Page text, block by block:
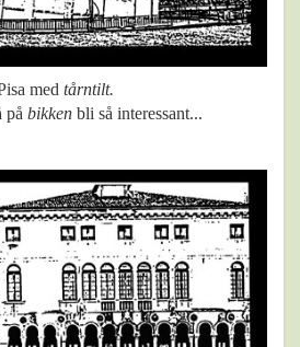
med tårntilt.
på bikkenbli så interessant...